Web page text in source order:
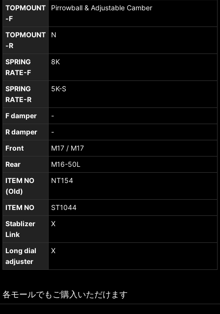
TOPMOUNT
-F
Pirrowball & Adjustable Camber
TOPMOUNT
-R
N
SPRING
RATE-F
8K
SPRING
RATE-R
5K-S
F damper
-
R damper
-
Front
M17 / M17
Rear
M16-50L
ITEM NO
(Old)
NT154
ITEM NO
ST1044
Stablizer
Link
X
Long dial
adjuster
X
各モールでもご購入いただけます